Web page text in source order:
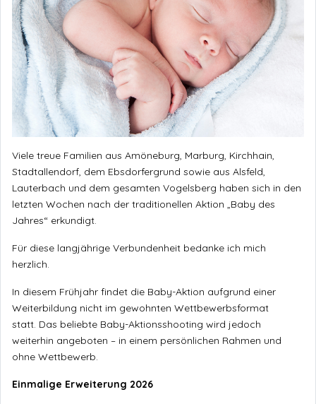
Viele treue Familien aus Amöneburg, Marburg, Kirchhain,
Stadtallendorf, dem Ebsdorfergrund sowie aus Alsfeld,
Lauterbach und dem gesamten Vogelsberg haben sich in den
letzten Wochen nach der traditionellen Aktion „Baby des
Jahres“ erkundigt.
Für diese langjährige Verbundenheit bedanke ich mich
herzlich.
In diesem Frühjahr findet die Baby-Aktion aufgrund einer
Weiterbildung nicht im gewohnten Wettbewerbsformat
statt. Das beliebte Baby-Aktionsshooting wird jedoch
weiterhin angeboten – in einem persönlichen Rahmen und
ohne Wettbewerb.
Einmalige Erweiterung 2026